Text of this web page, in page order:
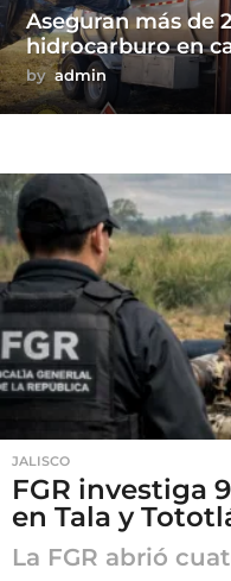
Aseguran más de
hidrocarburo en
by admin
JALISCO
FGR investiga
en Tala y
La FGR abrió